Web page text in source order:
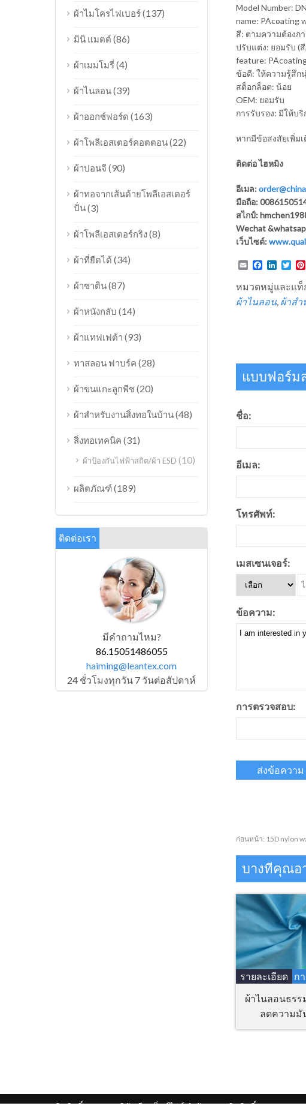
Model Number:
name: PAcoating
สี: ตามความต้องก
ปรับแต่ง: ยอมรับ (
feature:
ข้อดี: ให้ความรู้สึก
สต็อกล็อต: น้อย
OEM: ยอมรับ
การรับรอง: มีให้บริ
หากมีข้อสงสัยเพิ่ม
ติดต่อ ไฮหมิง
อีเมล:
มือถือ:
สไกป์:
Wechat
เว็บไซต์:
EmailFacebook
หมวดหมู่และแท็
ผ้าไนลอน, ผ้าสำ
แบบฟอร์ม
ชื่อ:
อีเมล:
โทรศัพท์:
เมสเซนเจอร์:
ข้อความ:
การตรวจสอบ:
ก่อนหน้า: 15D nylon
บางทีคุณอ
รายละเอียด ก
ผ้าไนลอนธรร
ลดความมั
ผ้าไมโครไฟเบอร์(137)
มินิ แมตต์(86)
ผ้าเมมโมรี่(4)
ผ้าไนลอน(39)
ผ้าออกซ์ฟอร์ด (163)
ผ้าโพลีเอสเตอร์คอตตอน(22)
ผ้าปอนจี (90)
ผ้าทอจากเส้นด้ายโพลีเอสเตอร์
ปั่น(3)
ผ้าโพลีเอสเตอร์กริง(8)
ผ้าที่ยืดได้(34)
ผ้าซาติน(87)
ผ้าหนังกลับ (14)
ผ้าแทฟเฟต้า (93)
ทาสลอน ฟาบร์ค (28)
ผ้าขนแกะลูกพีช(20)
ผ้าสำหรับงานสิ่งทอในบ้าน(48)
สิ่งทอเทคนิค (31)
ผ้าป้องกันไฟฟ้าสถิต/ผ้า ESD (10)
ผลิตภัณฑ์(189)
ติดต่อเรา
มีคำถามไหม?
86.15051486055
haiming@leantex.com
24 ชั่วโมงทุกวัน 7 วันต่อสัปดาห์
ลิขสิทธิ์ © 2017 บริษัท ลีน เท็กซ์ไทล์ จำกัด สงวนลิขสิทธิ์